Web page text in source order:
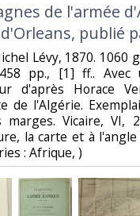
de l'armée
publié
Lévy, 1870. 1060
pp., [1] ff..
d'après Horace
de l'Algérie.
marges. Vicaire, VI,
la carte et à
: Afrique, )‎